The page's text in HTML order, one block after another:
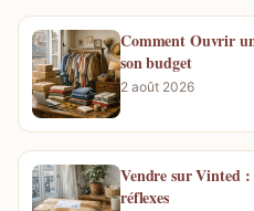
Comment Ouvrir
son budget
2 août 2026
Vendre sur Vinted :
réflexes